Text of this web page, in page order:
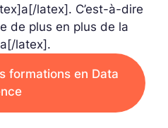
latex]. C’est-à-dire
de plus en plus de la
latex].
formations en Data